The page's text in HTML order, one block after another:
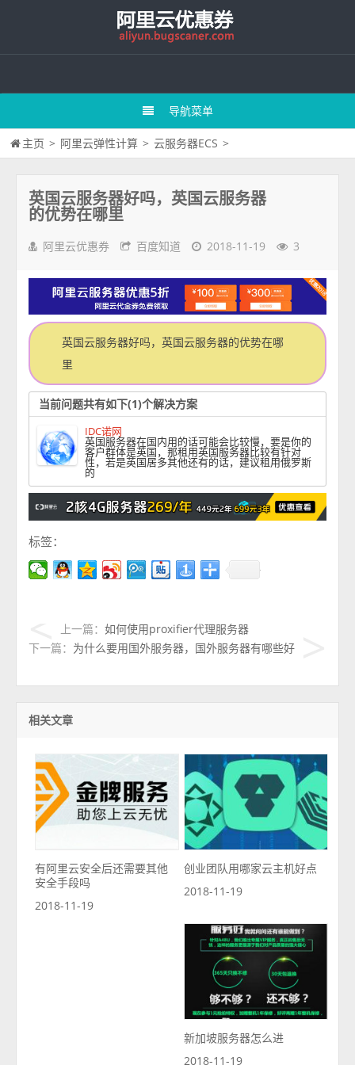
导航菜单
主页 > 阿里云弹性计算 > 云服务器ECS >
英国云服务器好吗，英国云服务器
的优势在哪里
阿里云优惠券 百度知道 2018-11-19 3
英国云服务器好吗，英国云服务器的优势在哪
里
当前问题共有如下(1)个解决方案
IDC诺网
英国服务器在国内用的话可能会比较慢，要是你的
客户群体是英国，那租用英国服务器比较有针对
性，若是英国居多其他还有的话，建议租用俄罗斯
的
标签：
上一篇： 如何使用proxifier代理服务器
下一篇： 为什么要用国外服务器，国外服务器有哪些好
相关文章
有阿里云安全后还需要其他
安全手段吗
2018-11-19
创业团队用哪家云主机好点
2018-11-19
新加坡服务器怎么进
2018-11-19